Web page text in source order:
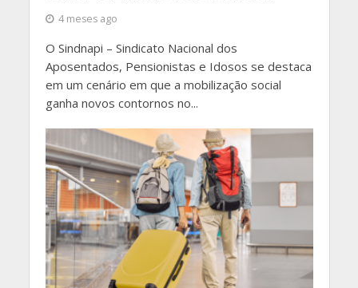
4 meses ago
O Sindnapi – Sindicato Nacional dos
Aposentados, Pensionistas e Idosos se destaca
em um cenário em que a mobilização social
ganha novos contornos no...